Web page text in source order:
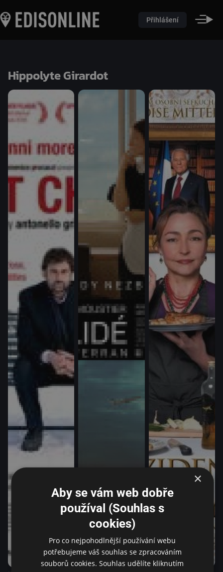
Přihlášení
Hippolyte Girardot
×
Aby se vám web dobře
používal (Souhlas s
cookies)
Pro co nejpohodlnější používání webu
potřebujeme váš souhlas se zpracováním
souborů cookies. Souhlas udělíte kliknutím